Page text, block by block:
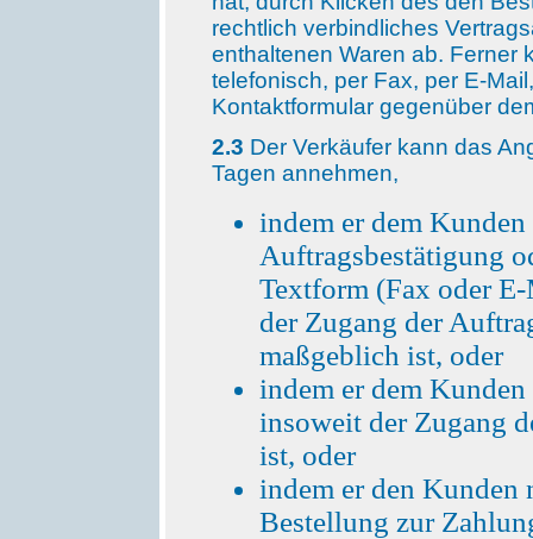
rechtlich verbindliches
enthaltenen Waren ab. Ferner
telefonisch, per Fax, per E-
Kontaktformular gegenüber
2.3 Der Verkäufer kann das
Tagen annehmen,
indem er dem
Auftragsbestätigung
Textform (Fax oder
der Zugang der
maßgeblich ist, oder
indem er dem
insoweit der Zugang
ist, oder
indem er den Kunden
Bestellung zur